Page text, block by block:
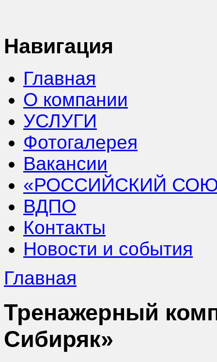
Навигация
Главная
О компании
УСЛУГИ
Фотогалерея
Вакансии
«РОССИЙСКИЙ
ВДПО
Контакты
Новости и события
Главная
Тренажерный
Сибиряк»